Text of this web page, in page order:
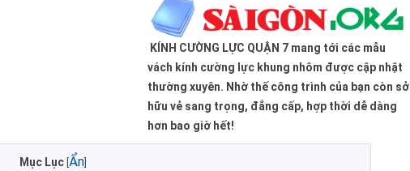
KÍNH CƯỜNG LỰC QUẬN 7 mang tới các mẫu
vách kính cường lực khung nhôm được cập nhật
thường xuyên. Nhờ thế công trình của bạn còn sở
hữu vẻ sang trọng, đẳng cấp, hợp thời dễ dàng
hơn bao giờ hết!
Mục Lục Ẩn